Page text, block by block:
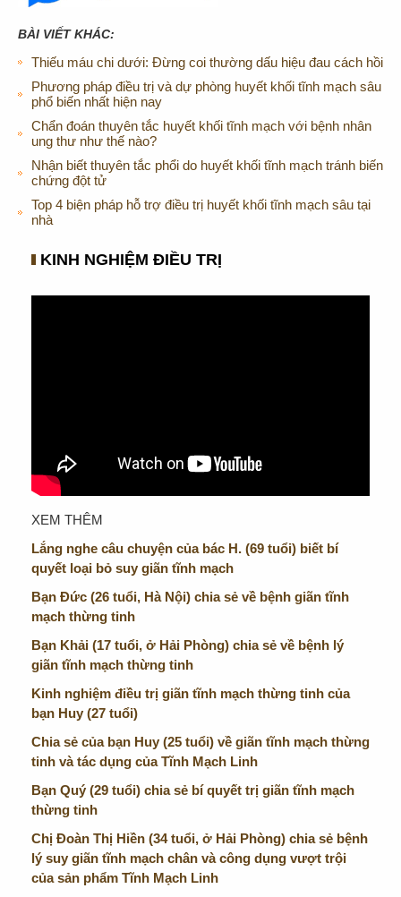
BÀI VIẾT KHÁC:
Thiếu máu chi dưới: Đừng coi thường dấu hiệu đau cách hồi
Phương pháp điều trị và dự phòng huyết khối tĩnh mạch sâu
phổ biến nhất hiện nay
Chẩn đoán thuyên tắc huyết khối tĩnh mạch với bệnh nhân
ung thư như thế nào?
Nhận biết thuyên tắc phổi do huyết khối tĩnh mạch tránh biến
chứng đột tử
Top 4 biện pháp hỗ trợ điều trị huyết khối tĩnh mạch sâu tại
nhà
KINH NGHIỆM ĐIỀU TRỊ
XEM THÊM
Lắng nghe câu chuyện của bác H. (69 tuổi) biết bí
quyết loại bỏ suy giãn tĩnh mạch
Bạn Đức (26 tuổi, Hà Nội) chia sẻ về bệnh giãn tĩnh
mạch thừng tinh
Bạn Khải (17 tuổi, ở Hải Phòng) chia sẻ về bệnh lý
giãn tĩnh mạch thừng tinh
Kinh nghiệm điều trị giãn tĩnh mạch thừng tinh của
bạn Huy (27 tuổi)
Chia sẻ của bạn Huy (25 tuổi) về giãn tĩnh mạch thừng
tinh và tác dụng của Tĩnh Mạch Linh
Bạn Quý (29 tuổi) chia sẻ bí quyết trị giãn tĩnh mạch
thừng tinh
Chị Đoàn Thị Hiền (34 tuổi, ở Hải Phòng) chia sẻ bệnh
lý suy giãn tĩnh mạch chân và công dụng vượt trội
của sản phẩm Tĩnh Mạch Linh